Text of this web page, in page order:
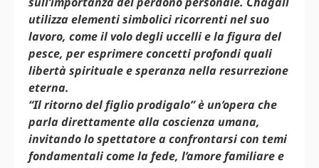
utilizza elementi simbolici ricorrenti nel suo
lavoro, come il volo degli uccelli e la figura del
pesce, per esprimere concetti profondi quali
libertà spirituale e speranza nella resurrezione
eterna.
“Il ritorno del figlio prodigalo” è un’opera che
parla direttamente alla coscienza umana,
invitando lo spettatore a confrontarsi con temi
fondamentali come la fede, l’amore familiare e